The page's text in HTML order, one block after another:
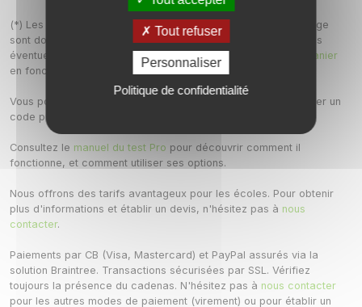
(*) Les prix TTC et les frais de livraison indiqués sur cette page
sont donnés à titre indicatif pour la France. Les prix TTC et les
éventuels frais d'expédition seront calculés sur la
page du panier
en fonction de votre pays.
Vous pouvez changer les quantités commandées et enregistrer un
code promo sur la
Consultez le manuel du test Pro pour découvrir comment il
fonctionne, et comment utiliser ses options.
Nous offrons des tarifs avantageux pour les écoles. Pour obtenir
plus d'informations et établir un devis, n'hésitez pas à nous
contacter.
Paiements par CB (Visa, Mastercard) et PayPal assurés via la
solution Braintree. Transactions sécurisées par SSL. Vérifiez
toujours la présence du cadenas. N'hésitez pas à nous contacter
pour les autres modes de paiement (virement) ou pour établir un
Tout refuser
Personnaliser
Politique de confidentialité